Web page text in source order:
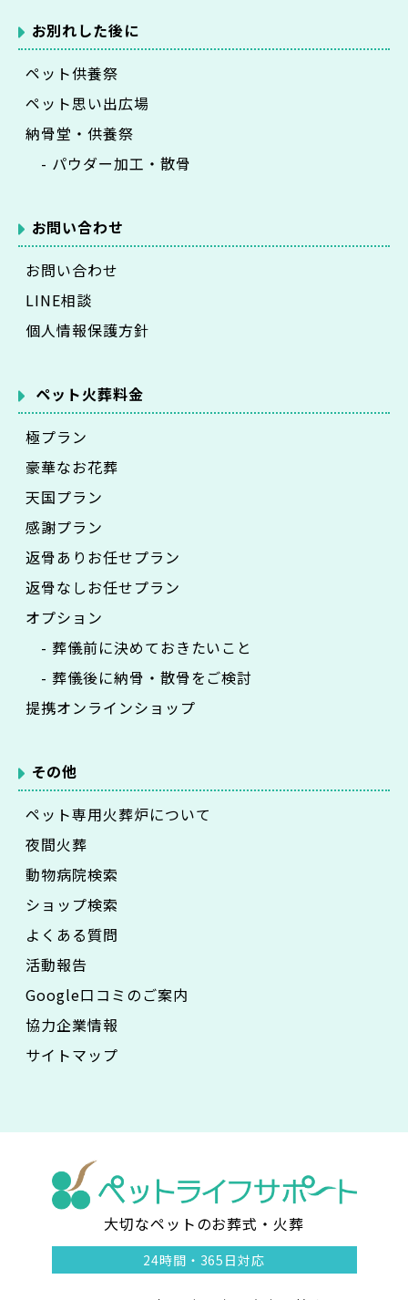
お別れした後に
ペット供養祭
ペット思い出広場
納骨堂・供養祭
- パウダー加工・散骨
お問い合わせ
お問い合わせ
LINE相談
個人情報保護方針
ペット火葬料金
極プラン
豪華なお花葬
天国プラン
感謝プラン
返骨ありお任せプラン
返骨なしお任せプラン
オプション
- 葬儀前に決めておきたいこと
- 葬儀後に納骨・散骨をご検討
提携オンラインショップ
その他
ペット専用火葬炉について
夜間火葬
動物病院検索
ショップ検索
よくある質問
活動報告
Google口コミのご案内
協力企業情報
サイトマップ
ッ
大切なペットのお葬式・火葬
24時間・ 365日対応